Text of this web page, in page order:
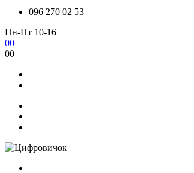
096 270 02 53
Пн-Пт 10-16
00
00